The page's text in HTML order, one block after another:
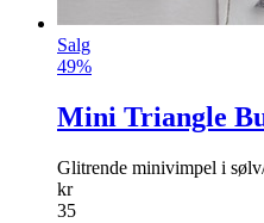
Salg
49%
Mini Triangle
Glitrende minivimpel i
kr
35